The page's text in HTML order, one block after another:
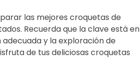
las mejores croquetas de
Recuerda que la clave está en
y la exploración de
de tus deliciosas croquetas